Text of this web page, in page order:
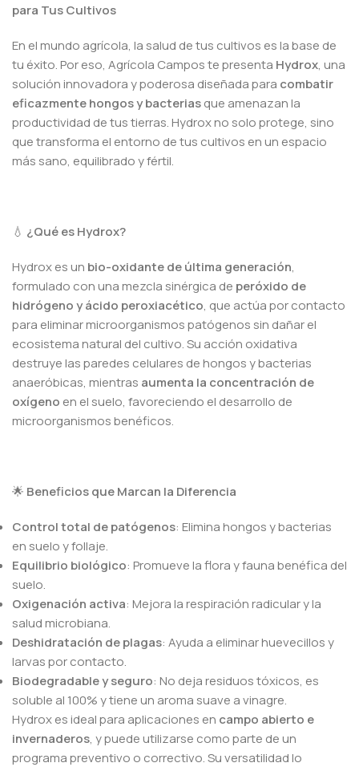
para Tus Cultivos
En el mundo agrícola, la salud de tus cultivos es la base de
tu éxito. Por eso, Agrícola Campos te presenta Hydrox, una
solución innovadora y poderosa diseñada para combatir
eficazmente hongos y bacteriasque amenazan la
productividad de tus tierras. Hydrox no solo protege, sino
que transforma el entorno de tus cultivos en un espacio
más sano, equilibrado y fértil.
💧 ¿Qué es Hydrox?
Hydrox es un bio-oxidante de última generación,
formulado con una mezcla sinérgica de peróxido de
hidrógeno y ácido peroxiacético, que actúa por contacto
para eliminar microorganismos patógenos sin dañar el
ecosistema natural del cultivo. Su acción oxidativa
destruye las paredes celulares de hongos y bacterias
anaeróbicas, mientras aumenta la concentración de
oxígeno en el suelo, favoreciendo el desarrollo de
microorganismos benéficos.
🌟 Beneficios que Marcan la Diferencia
Control total de patógenos: Elimina hongos y bacterias
en suelo y follaje.
Equilibrio biológico: Promueve la flora y fauna benéfica del
suelo.
Oxigenación activa: Mejora la respiración radicular y la
salud microbiana.
Deshidratación de plagas: Ayuda a eliminar huevecillos y
larvas por contacto.
Biodegradable y seguro: No deja residuos tóxicos, es
soluble al 100% y tiene un aroma suave a vinagre.
Hydrox es ideal para aplicaciones en campo abierto e
invernaderos, y puede utilizarse como parte de un
programa preventivo o correctivo. Su versatilidad lo